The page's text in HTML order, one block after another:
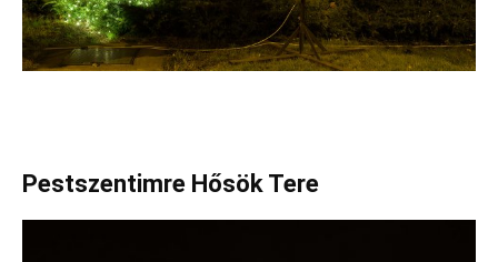
Pestszentimre Hősök Tere